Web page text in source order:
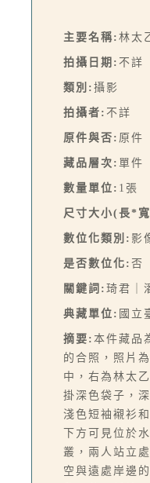
主要名稱: 林太
拍攝日期: 不詳
類別: 攝影
拍攝者: 不詳
原件與否: 原件
藏品層次: 單件
數量單位: 1張
尺寸大小(長*
數位化類別: 影
是否數位化: 否
關鍵詞: 琦君｜
典藏單位: 國立
摘要: 本件藏品
的合照，照片
中，右為林太
掛深色袋子，
淺色短袖襯衫
下方可見位於
叢，兩人站立
空與遠處岸邊